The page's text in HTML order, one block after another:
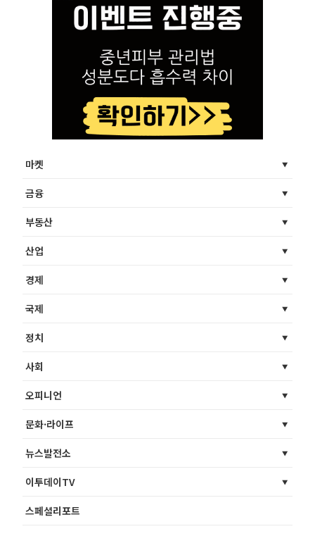
마켓
금융
부동산
산업
경제
국제
정치
사회
오피니언
문화·라이프
뉴스발전소
이투데이TV
스페셜리포트